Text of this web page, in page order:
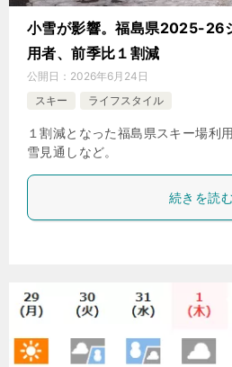
小雪が影響。福島県2025-26
用者、前季比１割減
公開日： 2026年6月24日
スキー
ライフスタイル
１割減となった福島県スキー場利
雪見通しなど。
続きを読